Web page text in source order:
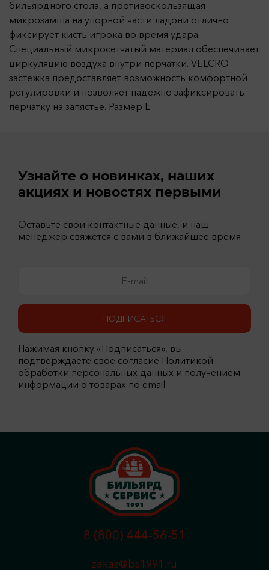
бильярдного стола, а противоскользящая
микрозамша на упорной части ладони отлично
фиксирует кисть игрока во время удара.
Специальный микросетчатый материал обеспечивает
циркуляцию воздуха внутри перчатки. VELCRO-
застежка предоставляет возможность комфортной
регулировки и позволяет надежно зафиксировать
перчатку на запястье. Размер L
Узнайте о новинках, наших
акциях и новостях первыми
Оставьте свои контактные данные, и наш
менеджер свяжется с вами в ближайшее время
ПОДПИСАТЬСЯ
Нажимая кнопку «Подписаться», вы
подтверждаете свое согласие Политикой
обработки персональных данных и получением
информации о товарах по email
8 (800) 444-56-51
zakaz@bs1991.ru